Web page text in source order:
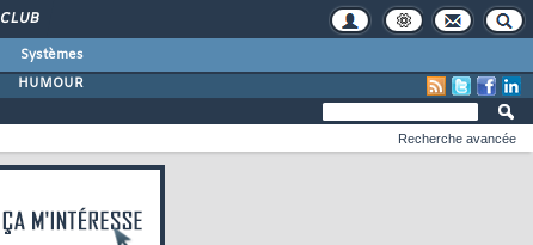
CLUB
Systèmes
HUMOUR
Recherche avancée